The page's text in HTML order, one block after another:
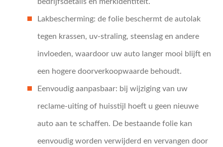
Lakbescherming: de folie beschermt de autolak
tegen krassen, uv-straling, steenslag en andere
invloeden, waardoor uw auto langer mooi blijft en
een hogere doorverkoopwaarde behoudt.
Eenvoudig aanpasbaar: bij wijziging van uw
reclame-uiting of huisstijl hoeft u geen nieuwe
auto aan te schaffen. De bestaande folie kan
eenvoudig worden verwijderd en vervangen door